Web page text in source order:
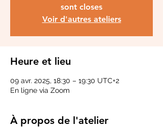
sont closes
Voir d'autres ateliers
Heure et lieu
09 avr. 2025, 18:30 – 19:30 UTC+2
En ligne via Zoom
À propos de l'atelier